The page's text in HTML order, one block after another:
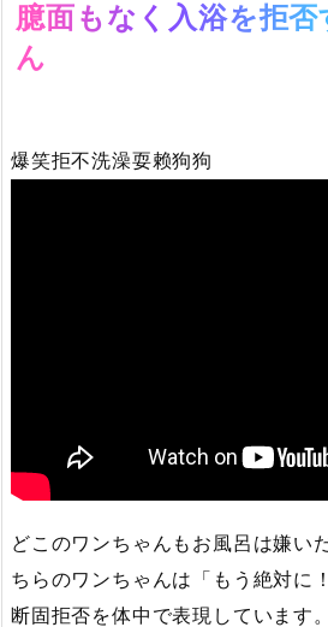
臆面もなく入浴を拒
ん
爆笑拒不洗澡耍赖狗狗
どこのワンちゃんもお風呂は嫌い
ちらのワンちゃんは「もう絶対に
断固拒否を体中で表現しています。